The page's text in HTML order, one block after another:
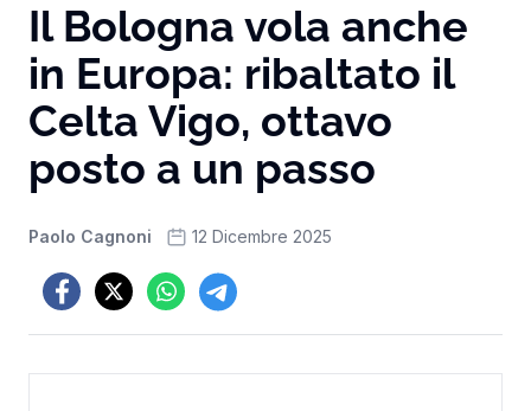
Il Bologna vola anche
in Europa: ribaltato il
Celta Vigo, ottavo
posto a un passo
Paolo Cagnoni 12 Dicembre 2025